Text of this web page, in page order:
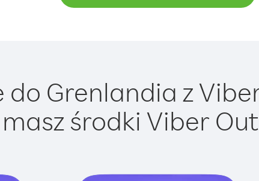
do Grenlandia z
środki Viber